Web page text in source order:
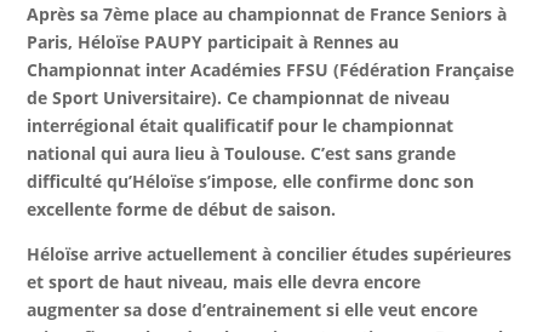
Après sa 7ème place au championnat de France Seniors à
Paris, Héloïse PAUPY participait à Rennes au
Championnat inter Académies FFSU (Fédération Française
de Sport Universitaire). Ce championnat de niveau
interrégional était qualificatif pour le championnat
national qui aura lieu à Toulouse. C’est sans grande
difficulté qu’Héloïse s’impose, elle confirme donc son
excellente forme de début de saison.
Héloïse arrive actuellement à concilier études supérieures
et sport de haut niveau, mais elle devra encore
augmenter sa dose d’entrainement si elle veut encore